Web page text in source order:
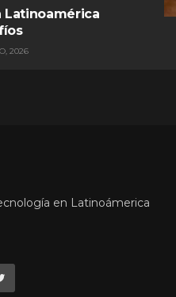
2026
en Latinoámerica